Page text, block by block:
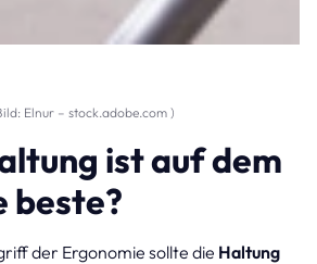
Elnur – stock.adobe.com )
ist auf dem
beste?
der Ergonomie sollte die Haltung